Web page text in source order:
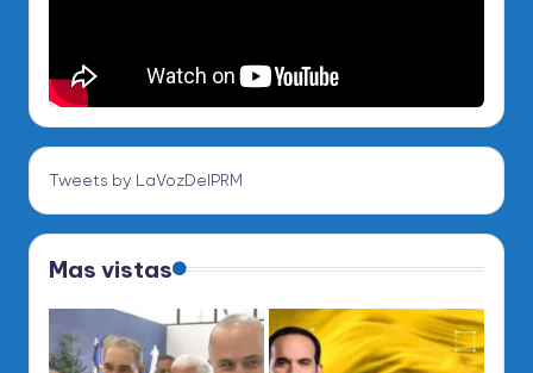
Tweets by LaVozDelPRM
Mas vistas